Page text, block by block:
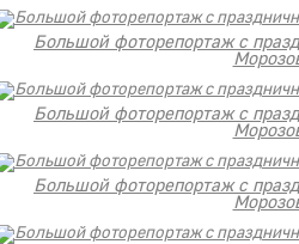
Большой фоторепортаж с
Большой фоторепортаж с
Большой фоторепортаж с